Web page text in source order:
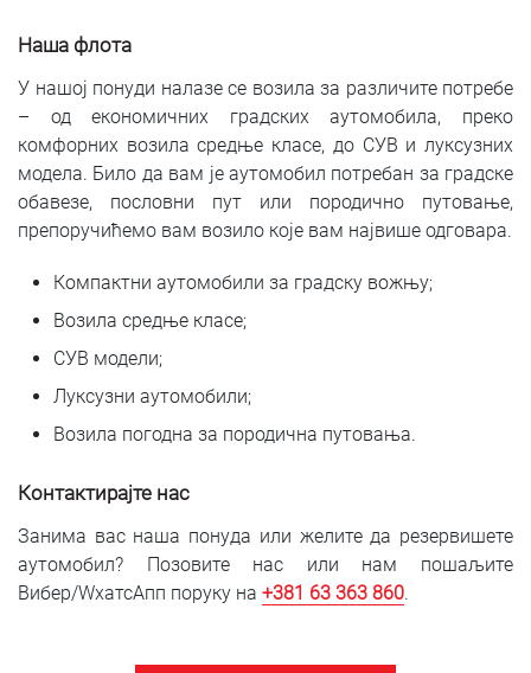
Наша флота
У нашој понуди налазе се возила за различите потребе
– од економичних градских аутомобила, преко
комфорних возила средње класе, до СУВ и луксузних
модела. Било да вам је аутомобил потребан за градске
обавезе, пословни пут или породично путовање,
препоручићемо вам возило које вам највише одговара.
Компактни аутомобили за градску вожњу;
Возила средње класе;
СУВ модели;
Луксузни аутомобили;
Возила погодна за породична путовања.
Контактирајте нас
Занима вас наша понуда или желите да резервишете
аутомобил? Позовите нас или нам пошаљите
Вибер/WхатсАпп поруку на +381 63 363 860.